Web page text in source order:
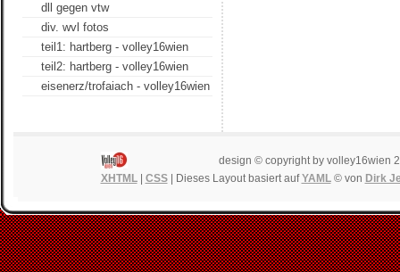
dll gegen vtw
div. wvl fotos
teil1: hartberg - volley16wien
teil2: hartberg - volley16wien
eisenerz/trofaiach - volley16wien
design © copyright by volley16wien
XHTML| CSS| Dieses Layout basiert aufYAML© von Dirk